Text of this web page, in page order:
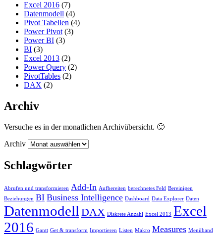
Excel 2016 (7)
Datenmodell (4)
Pivot Tabellen (4)
Power Pivot (3)
Power BI (3)
BI (3)
Excel 2013 (2)
Power Query (2)
PivotTables (2)
DAX (2)
Archiv
Versuche es in der monatlichen Archivübersicht. 🙂
Archiv
Schlagwörter
Abrufen und transformieren Add-In Aufbereiten berechnetes Feld Bereinigen
Beziehungen BI Business Intelligence Dashboard Data Explorer Daten
Datenmodell DAX Diskrete Anzahl Excel 2013 Excel
2016 Gantt Get & transform Importieren Listen Makro Measures Menüband